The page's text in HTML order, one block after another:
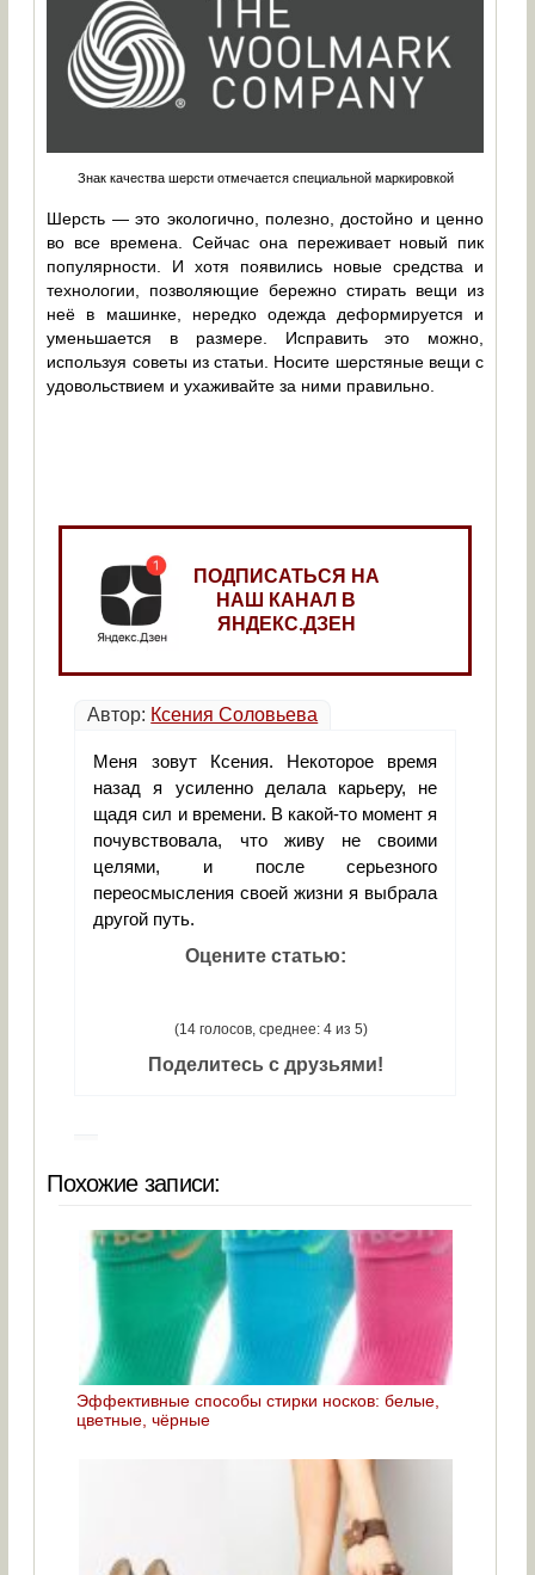
Знак качества шерсти отмечается специальной маркировкой
Шерсть — это экологично, полезно, достойно и ценно
во все времена. Сейчас она переживает новый пик
популярности. И хотя появились новые средства и
технологии, позволяющие бережно стирать вещи из
неё в машинке, нередко одежда деформируется и
уменьшается в размере. Исправить это можно,
используя советы из статьи. Носите шерстяные вещи с
удовольствием и ухаживайте за ними правильно.
ПОДПИСАТЬСЯ НА
НАШ КАНАЛ В
ЯНДЕКС.ДЗЕН
Автор: Ксения Соловьева
Меня зовут Ксения. Некоторое время
назад я усиленно делала карьеру, не
щадя сил и времени. В какой-то момент я
почувствовала, что живу не своими
целями, и после серьезного
переосмысления своей жизни я выбрала
другой путь.
Оцените статью:
(14 голосов, среднее: 4 из 5)
Поделитесь с друзьями!
Похожие записи:
Эффективные способы стирки носков: белые,
цветные, чёрные